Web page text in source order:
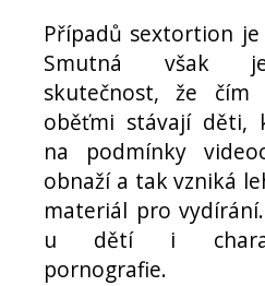
Případů sextortion
Smutná však
skutečnost, že
oběťmi stávají děti,
na podmínky
obnaží a tak vzniká
materiál pro
u dětí i
pornografie.